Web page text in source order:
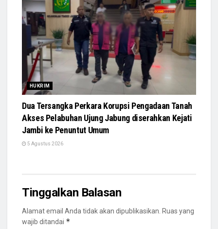
HUKRIM
Dua Tersangka Perkara Korupsi Pengadaan Tanah
Akses Pelabuhan Ujung Jabung diserahkan Kejati
Jambi ke Penuntut Umum
5 Agustus 2026
Tinggalkan Balasan
Alamat email Anda tidak akan dipublikasikan. Ruas yang
wajib ditandai *